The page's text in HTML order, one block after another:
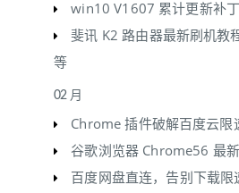
win10 V1607 累计更新补
斐讯 K2 路由器最新刷机教
等
02 月
Chrome 插件破解百度云限
谷歌浏览器 Chrome56 最
百度网盘直连，告别下载限